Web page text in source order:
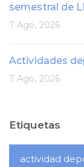
semestral de
7 Ago, 2026
Actividades
7 Ago, 2026
Etiquetas
actividad